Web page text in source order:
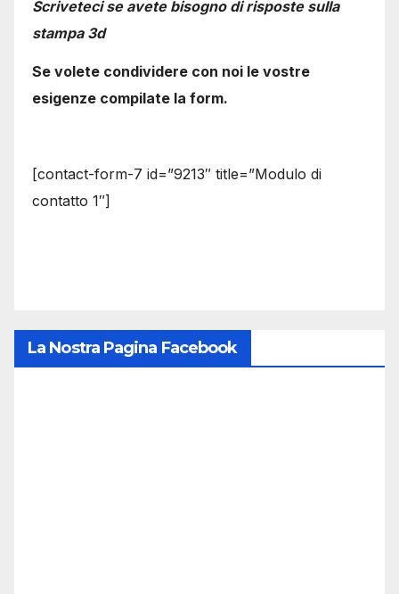
Scriveteci se avete bisogno di risposte sulla
stampa 3d
Se volete condividere con noi le vostre
esigenze compilate la form.
[contact-form-7 id=”9213″ title=”Modulo di
contatto 1″]
La Nostra Pagina Facebook